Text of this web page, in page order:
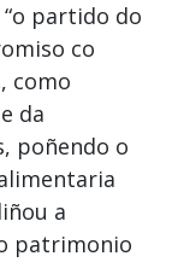
“o partido do
co
como
da
poñendo o
a
patrimonio